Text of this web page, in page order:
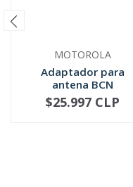
MOTOROLA
Adaptador para
antena BCN
5885705M02
NOT AVAILABLE
$25.997 CLP